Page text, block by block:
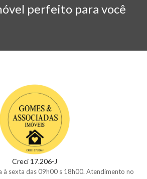
perfeito para você
Creci 17.206-J
à sexta das 09h00 s 18h00. Atendimento no